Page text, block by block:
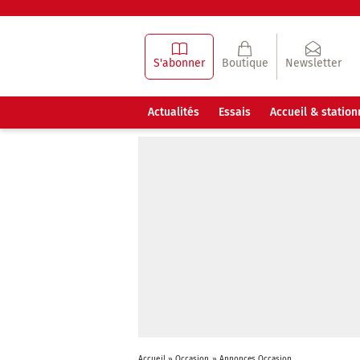
S'abonner Boutique Newsletter
Actualités Essais Accueil &